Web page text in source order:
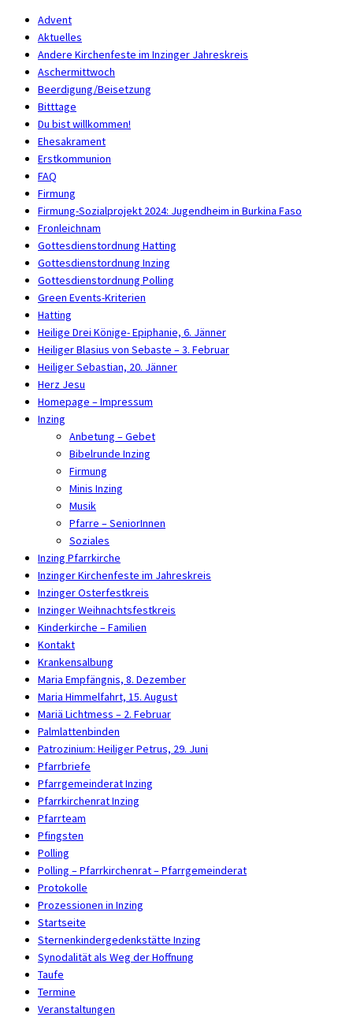
Advent
Aktuelles
Andere Kirchenfeste im Inzinger Jahreskreis
Aschermittwoch
Beerdigung/Beisetzung
Bitttage
Du bist willkommen!
Ehesakrament
Erstkommunion
FAQ
Firmung
Firmung-Sozialprojekt 2024: Jugendheim in Burkina Faso
Fronleichnam
Gottesdienstordnung Hatting
Gottesdienstordnung Inzing
Gottesdienstordnung Polling
Green Events-Kriterien
Hatting
Heilige Drei Könige- Epiphanie, 6. Jänner
Heiliger Blasius von Sebaste – 3. Februar
Heiliger Sebastian, 20. Jänner
Herz Jesu
Homepage – Impressum
Inzing
Anbetung – Gebet
Bibelrunde Inzing
Firmung
Minis Inzing
Musik
Pfarre – SeniorInnen
Soziales
Inzing Pfarrkirche
Inzinger Kirchenfeste im Jahreskreis
Inzinger Osterfestkreis
Inzinger Weihnachtsfestkreis
Kinderkirche – Familien
Kontakt
Krankensalbung
Maria Empfängnis, 8. Dezember
Maria Himmelfahrt, 15. August
Mariä Lichtmess – 2. Februar
Palmlattenbinden
Patrozinium: Heiliger Petrus, 29. Juni
Pfarrbriefe
Pfarrgemeinderat Inzing
Pfarrkirchenrat Inzing
Pfarrteam
Pfingsten
Polling
Polling – Pfarrkirchenrat – Pfarrgemeinderat
Protokolle
Prozessionen in Inzing
Startseite
Sternenkindergedenkstätte Inzing
Synodalität als Weg der Hoffnung
Taufe
Termine
Veranstaltungen